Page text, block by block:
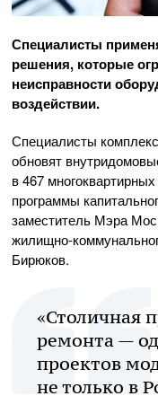
Специалисты
решения, которые
неисправности
воздействии.
Специалисты
обновят
в 467
программы
заместитель Мэра
жилищно-
Бирюков.
«Столичная
ремонта —
проектов
не только в